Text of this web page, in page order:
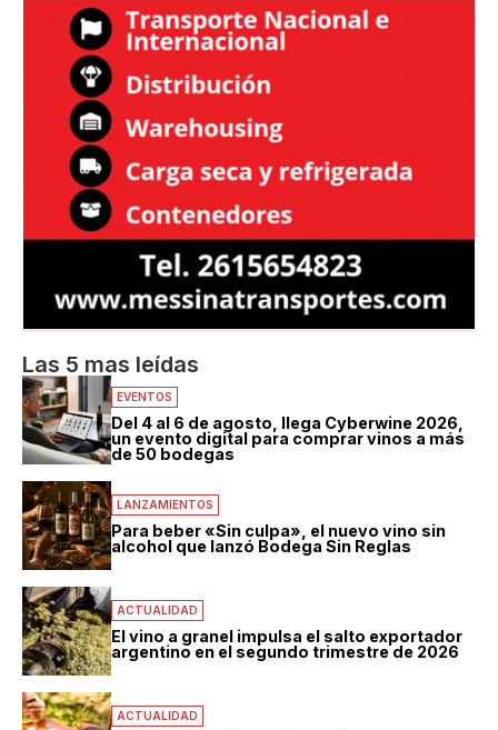
Las 5 mas leídas
EVENTOS
Del 4 al 6 de agosto, llega Cyberwine 2026,
un evento digital para comprar vinos a más
de 50 bodegas
LANZAMIENTOS
Para beber «Sin culpa», el nuevo vino sin
alcohol que lanzó Bodega Sin Reglas
ACTUALIDAD
El vino a granel impulsa el salto exportador
argentino en el segundo trimestre de 2026
ACTUALIDAD